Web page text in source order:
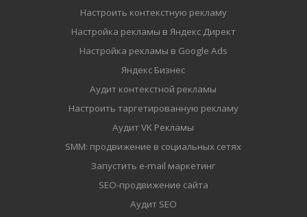
Настроить контекстную рекламу
Настройка рекламы в Яндекс Директ
Настройка рекламы в Google Ads
Яндекс Бизнес
Аудит контекстной рекламы
Настроить таргетированную рекламу
Аудит VK Рекламы
SMM: продвижение в социальных сетях
Запустить e-mail маркетинг
SEO-продвижение сайта
Аудит SEO